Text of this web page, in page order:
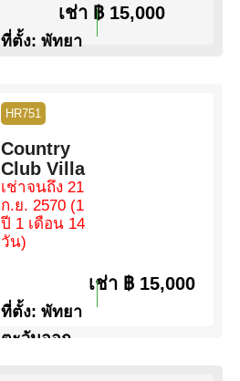
เช่า฿ 15,000
ที่ตั้ง: พัทยา
ห้องนอน:
ห้องน้ำ: 2 ห้องน้ำ
พื้นที่:
ขนาดที่ดิน:19 ตร.ว.
สระว่ายน้ำ:ไม่มีสระว่ายน้ำ
สิทธิการครอบครอง:
วิว:วิวสวน
HR751
Country
Club Villa
เช่าจนถึง 21
ก.ย. 2570 (1
ปี 1 เดือน 14
วัน)
เช่า ฿ 15,000
ที่ตั้ง: พัทยา
ตะวันออก